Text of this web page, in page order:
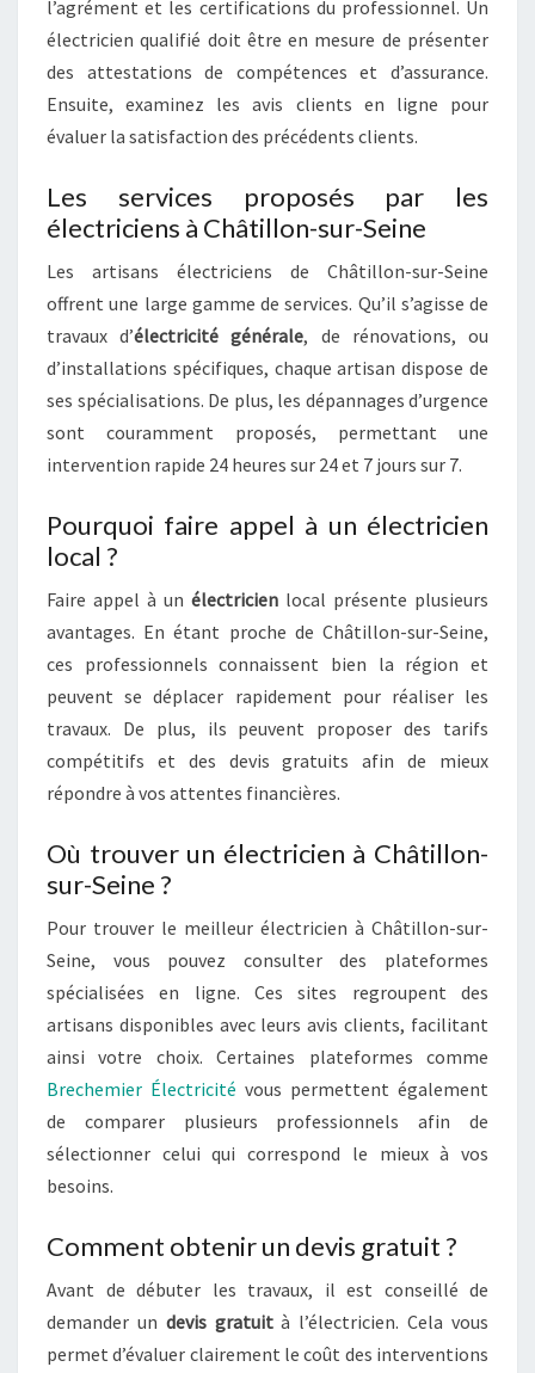
l’agrément et les certifications du professionnel. Un
électricien qualifié doit être en mesure de présenter
des attestations de compétences et d’assurance.
Ensuite, examinez les avis clients en ligne pour
évaluer la satisfaction des précédents clients.
Les services proposés par les
électriciens à Châtillon-sur-Seine
Les artisans électriciens de Châtillon-sur-Seine
offrent une large gamme de services. Qu’il s’agisse de
travaux d’électricité générale, de rénovations, ou
d’installations spécifiques, chaque artisan dispose de
ses spécialisations. De plus, les dépannages d’urgence
sont couramment proposés, permettant une
intervention rapide 24 heures sur 24 et 7 jours sur 7.
Pourquoi faire appel à un électricien
local ?
Faire appel à un électricien local présente plusieurs
avantages. En étant proche de Châtillon-sur-Seine,
ces professionnels connaissent bien la région et
peuvent se déplacer rapidement pour réaliser les
travaux. De plus, ils peuvent proposer des tarifs
compétitifs et des devis gratuits afin de mieux
répondre à vos attentes financières.
Où trouver un électricien à Châtillon-
sur-Seine ?
Pour trouver le meilleur électricien à Châtillon-sur-
Seine, vous pouvez consulter des plateformes
spécialisées en ligne. Ces sites regroupent des
artisans disponibles avec leurs avis clients, facilitant
ainsi votre choix. Certaines plateformes comme
Brechemier Électricité vous permettent également
de comparer plusieurs professionnels afin de
sélectionner celui qui correspond le mieux à vos
besoins.
Comment obtenir un devis gratuit ?
Avant de débuter les travaux, il est conseillé de
demander un devis gratuità l’électricien. Cela vous
permet d’évaluer clairement le coût des interventions